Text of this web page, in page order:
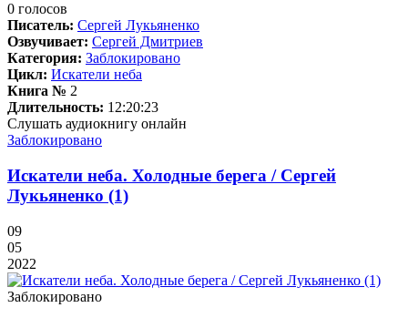
0 голосов
Писатель: Сергей Лукьяненко
Озвучивает: Сергей Дмитриев
Категория: Заблокировано
Цикл: Искатели неба
Книга № 2
Длительность: 12:20:23
Слушать аудиокнигу онлайн
Заблокировано
Искатели неба. Холодные берега / Сергей
Лукьяненко (1)
09
05
2022
Заблокировано